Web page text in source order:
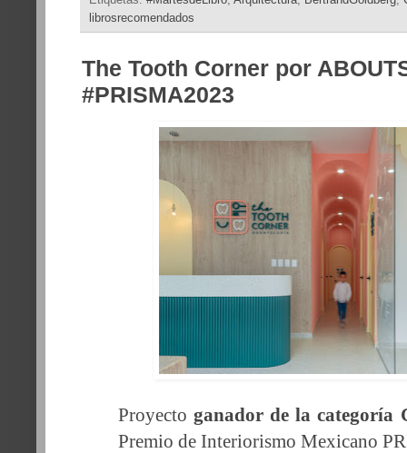
librosrecomendados
The Tooth Corner por
#PRISMA2023
Proyectoganador de la categoría
Premio de Interiorismo Mexicano